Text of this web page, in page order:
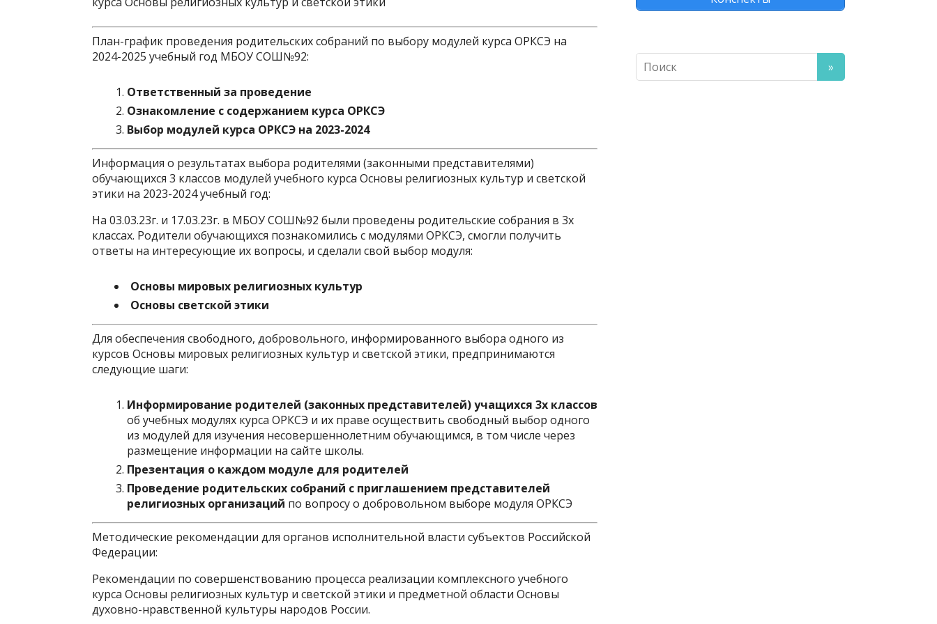
План-график проведения родительских собраний по выбору модулей курса ОРКСЭ на
2024-2025 учебный год МБОУ СОШ№92:
Ответственный за проведение
Ознакомление с содержанием курса ОРКСЭ
Выбор модулей курса ОРКСЭ на 2023-2024
Информация о результатах выбора родителями (законными представителями)
обучающихся 3 классов модулей учебного курса Основы религиозных культур и светской
этики на 2023-2024 учебный год:
На 03.03.23г. и 17.03.23г. в МБОУ СОШ№92 были проведены родительские собрания в 3х
классах. Родители обучающихся познакомились с модулями ОРКСЭ, смогли получить
ответы на интересующие их вопросы, и сделали свой выбор модуля:
Основы мировых религиозных культур
Основы светской этики
Для обеспечения свободного, добровольного, информированного выбора одного из
курсов Основы мировых религиозных культур и светской этики, предпринимаются
следующие шаги:
Информирование родителей (законных представителей) учащихся 3х классов
об учебных модулях курса ОРКСЭ и их праве осуществить свободный выбор одного
из модулей для изучения несовершеннолетним обучающимся, в том числе через
размещение информации на сайте школы.
Презентация о каждом модуле для родителей
Проведение родительских собраний с приглашением представителей
религиозных организаций по вопросу о добровольном выборе модуля ОРКСЭ
Методические рекомендации для органов исполнительной власти субъектов Российской
Федерации:
Рекомендации по совершенствованию процесса реализации комплексного учебного
курса Основы религиозных культур и светской этики и предметной области Основы
духовно-нравственной культуры народов России.